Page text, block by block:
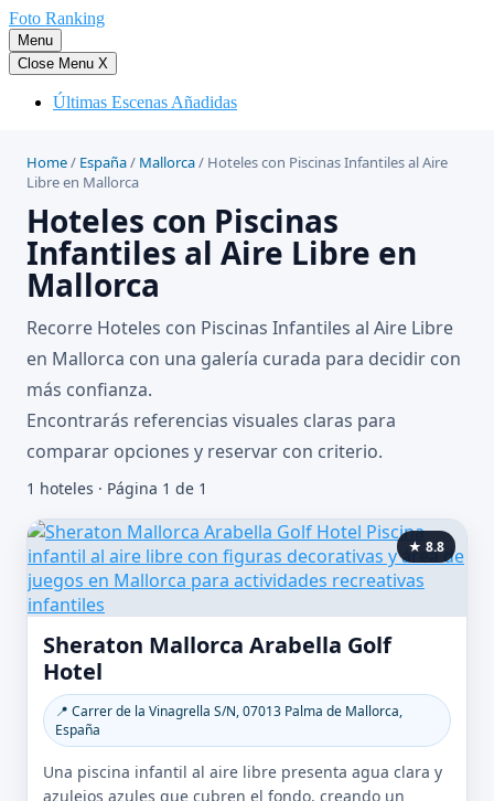
Saltar
al
contenido
Foto Ranking
Menu
Close Menu X
Últimas Escenas Añadidas
Home/ España/ Mallorca/ Hoteles con Piscinas Infantiles al Aire
Libre en Mallorca
Hoteles con Piscinas
Infantiles al Aire Libre en
Mallorca
Recorre Hoteles con Piscinas Infantiles al Aire Libre
en Mallorca con una galería curada para decidir con
más confianza.
Encontrarás referencias visuales claras para
comparar opciones y reservar con criterio.
1 hoteles · Página 1 de 1
★ 8.8
Sheraton Mallorca Arabella Golf
Hotel
📍 Carrer de la Vinagrella S/N, 07013 Palma de Mallorca,
España
Una piscina infantil al aire libre presenta agua clara y
azulejos azules que cubren el fondo, creando un